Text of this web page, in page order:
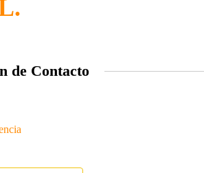
de Contacto